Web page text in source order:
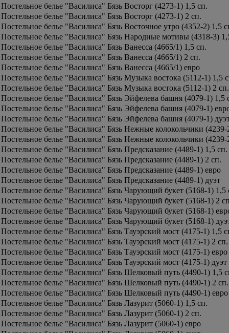
Постельное белье "Василиса" Бязь Восторг (4273-1) 1,5 сп.
Постельное белье "Василиса" Бязь Восторг (4273-1) 2 сп.
Постельное белье "Василиса" Бязь Восточное утро (4352-2) 1,5
Постельное белье "Василиса" Бязь Народные мотивы (4318-3)
Постельное белье "Василиса" Бязь Ванесса (4665/1) 1,5 сп.
Постельное белье "Василиса" Бязь Ванесса (4665/1) 2 сп.
Постельное белье "Василиса" Бязь Ванесса (4665/1) евро
Постельное белье "Василиса" Бязь Музыка востока (5112-1) 1,5
Постельное белье "Василиса" Бязь Музыка востока (5112-1) 2 сп.
Постельное белье "Василиса" Бязь Эйфелева башня (4079-1) 1,5
Постельное белье "Василиса" Бязь Эйфелева башня (4079-1)
Постельное белье "Василиса" Бязь Эйфелева башня (4079-1)
Постельное белье "Василиса" Бязь Нежные колокольчики (4239-
Постельное белье "Василиса" Бязь Нежные колокольчики (4239-
Постельное белье "Василиса" Бязь Предсказание (4489-1) 1,5 сп.
Постельное белье "Василиса" Бязь Предсказание (4489-1) 2 сп.
Постельное белье "Василиса" Бязь Предсказание (4489-1) евро
Постельное белье "Василиса" Бязь Предсказание (4489-1) дуэт
Постельное белье "Василиса" Бязь Чарующий букет (5168-1) 1,5
Постельное белье "Василиса" Бязь Чарующий букет (5168-1) 2
Постельное белье "Василиса" Бязь Чарующий букет (5168-1)
Постельное белье "Василиса" Бязь Чарующий букет (5168-1)
Постельное белье "Василиса" Бязь Тауэрский мост (4175-1) 1,5
Постельное белье "Василиса" Бязь Тауэрский мост (4175-1) 2 сп.
Постельное белье "Василиса" Бязь Тауэрский мост (4175-1) евро
Постельное белье "Василиса" Бязь Тауэрский мост (4175-1) дуэт
Постельное белье "Василиса" Бязь Шелковый путь (4490-1) 1,5
Постельное белье "Василиса" Бязь Шелковый путь (4490-1) 2 сп.
Постельное белье "Василиса" Бязь Шелковый путь (4490-1) евро
Постельное белье "Василиса" Бязь Лазурит (5060-1) 1,5 сп.
Постельное белье "Василиса" Бязь Лазурит (5060-1) 2 сп.
Постельное белье "Василиса" Бязь Лазурит (5060-1) евро